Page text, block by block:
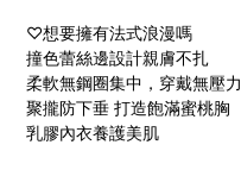
♡想要擁有法式浪漫嗎
撞色蕾絲邊設計親膚不扎
柔軟無鋼圈集中，穿戴無壓力
聚攏防下垂 打造飽滿蜜桃胸
乳膠內衣養護美肌